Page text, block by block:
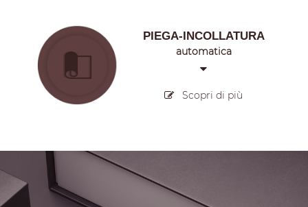
PIEGA-INCOLLATURA
automatica
Scopri di più